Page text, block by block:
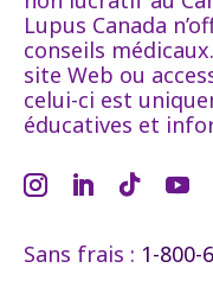
Lupus Canada
conseils
site Web ou
celui-ci est
éducatives et
Sans frais : 1-800-